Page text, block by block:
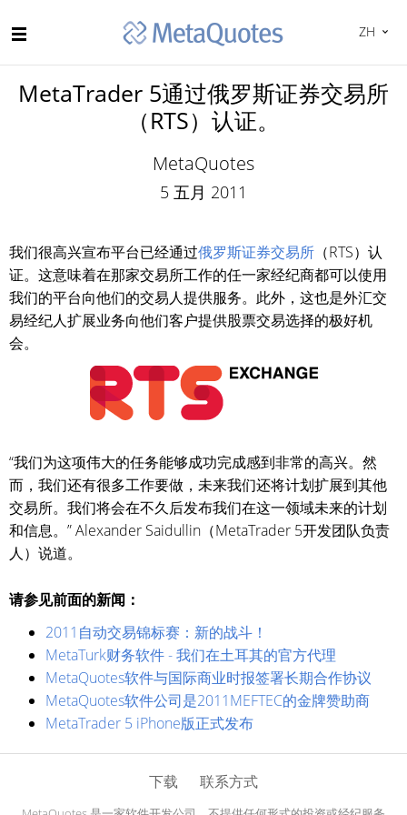
ZH
MetaTrader 5通过俄罗斯证券交易所
（RTS）认证。
MetaQuotes
5 五月 2011
我们很高兴宣布平台已经通过俄罗斯证券交易所 （RTS）认
证。这意味着在那家交易所工作的任一家经纪商都可以使用
我们的平台向他们的交易人提供服务。此外，这也是外汇交
易经纪人扩展业务向他们客户提供股票交易选择的极好机
会。
“我们为这项伟大的任务能够成功完成感到非常的高兴。然
而，我们还有很多工作要做，未来我们还将计划扩展到其他
交易所。我们将会在不久后发布我们在这一领域未来的计划
和信息。” Alexander Saidullin（MetaTrader 5开发团队负责
人）说道。
请参见前面的新闻：
2011自动交易锦标赛：新的战斗！
MetaTurk财务软件 - 我们在土耳其的官方代理
MetaQuotes软件与国际商业时报签署长期合作协议
MetaQuotes软件公司是2011MEFTEC的金牌赞助商
MetaTrader 5 iPhone版正式发布
下载 联系方式